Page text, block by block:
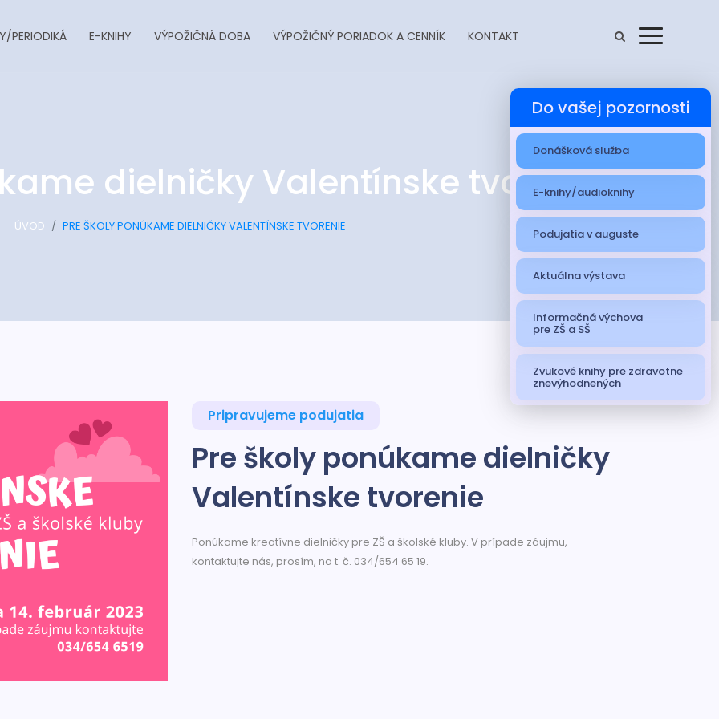
PERIODIKÁ E-KNIHY VÝPOŽIČNÁ DOBA VÝPOŽIČNÝ PORIADOK A CENNÍK KONTAKT
dielničky Valentínske tvorenie
ÚVOD PRE ŠKOLY PONÚKAME DIELNIČKY VALENTÍNSKE TVORENIE
Pripravujeme podujatia
Pre školy ponúkame dielničky
Valentínske tvorenie
Ponúkame kreatívne dielničky pre ZŠ a školské kluby. V prípade záujmu,
kontaktujte nás, prosím, na t. č. 034/654 65 19.
Do vašej pozornosti
Donášková služba
E-knihy/audioknihy
Podujatia v auguste
Aktuálna výstava
Informačná výchova
pre ZŠ a SŠ
Zvukové knihy pre zdravotne
znevýhodnených